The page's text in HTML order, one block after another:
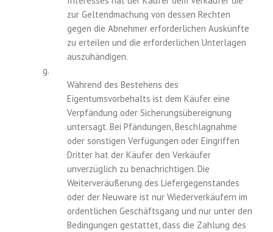
zur Geltendmachung von dessen Rechten
gegen die Abnehmer erforderlichen Auskünfte
zu erteilen und die erforderlichen Unterlagen
auszuhändigen.
g.
Während des Bestehens des
Eigentumsvorbehalts ist dem Käufer eine
Verpfändung oder Sicherungsübereignung
untersagt. Bei Pfändungen, Beschlagnahme
oder sonstigen Verfügungen oder Eingriffen
Dritter hat der Käufer den Verkäufer
unverzüglich zu benachrichtigen. Die
Weiterveräußerung des Liefergegenstandes
oder der Neuware ist nur Wiederverkäufern im
ordentlichen Geschäftsgang und nur unter den
Bedingungen gestattet, dass die Zahlung des